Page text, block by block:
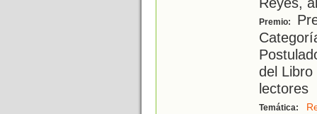
Premio:
del Libro
lectores
Temática: